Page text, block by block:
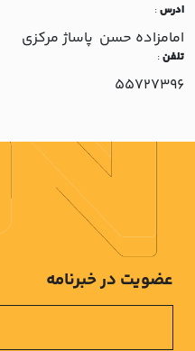
ادرس:
امامزاده حسن پاساژ مرکزي
تلفن:
55727396
عضویت در خبرنامه